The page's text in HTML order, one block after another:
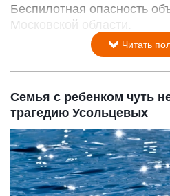
Беспилотная опасность
Московской области.
Читать
Семья с ребенком чуть
трагедию Усольцевых